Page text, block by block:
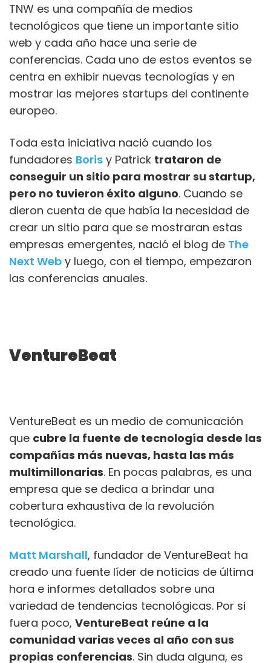
TNW es una compañía de medios
tecnológicos que tiene un importante sitio
web y cada año hace una serie de
conferencias. Cada uno de estos eventos se
centra en exhibir nuevas tecnologías y en
mostrar las mejores startups del continente
europeo.
Toda esta iniciativa nació cuando los
fundadores Boris y Patrick trataron de
conseguir un sitio para mostrar su startup,
pero no tuvieron éxito alguno. Cuando se
dieron cuenta de que había la necesidad de
crear un sitio para que se mostraran estas
empresas emergentes, nació el blog de The
Next Web y luego, con el tiempo, empezaron
las conferencias anuales.
VentureBeat
VentureBeat es un medio de comunicación
que cubre la fuente de tecnología desde las
compañías más nuevas, hasta las más
multimillonarias. En pocas palabras, es una
empresa que se dedica a brindar una
cobertura exhaustiva de la revolución
tecnológica.
Matt Marshall, fundador de VentureBeat ha
creado una fuente líder de noticias de última
hora e informes detallados sobre una
variedad de tendencias tecnológicas. Por si
fuera poco, VentureBeat reúne a la
comunidad varias veces al año con sus
propias conferencias. Sin duda alguna, es